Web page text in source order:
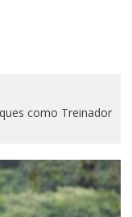
como Treinador